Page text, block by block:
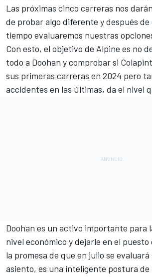
Las próximas cinco carreras nos
de probar algo diferente y después de
tiempo evaluaremos nuestras
Con esto, el objetivo de Alpine es no
todo a Doohan y comprobar si
sus primeras carreras en 2024 pero
accidentes en las últimas, da el nivel
Doohan es un activo importante para
nivel económico y dejarle en el
la promesa de que en julio se
asiento, es una inteligente postura de